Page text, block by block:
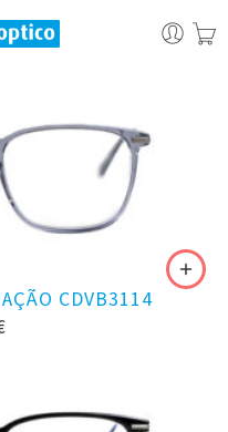
CDVB3114